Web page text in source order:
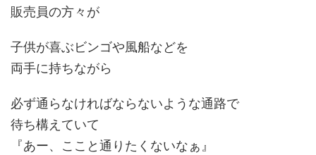
販売員の方々が
子供が喜ぶビンゴや風船などを
両手に持ちながら
必ず通らなければならないような通路で
待ち構えていて
『あー、ここと通りたくないなぁ』